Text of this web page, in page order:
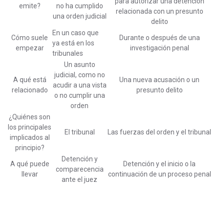
emite?
no ha cumplido
una orden judicial
relacionada con un presunto
delito
Cómo suele
empezar
En un caso que
ya está en los
tribunales
Durante o después de una
investigación penal
A qué está
relacionado
Un asunto
judicial, como no
acudir a una vista
o no cumplir una
orden
Una nueva acusación o un
presunto delito
¿Quiénes son
los principales
implicados al
principio?
El tribunal Las fuerzas del orden y el tribunal
A qué puede
llevar
Detención y
comparecencia
ante el juez
Detención y el inicio o la
continuación de un proceso penal